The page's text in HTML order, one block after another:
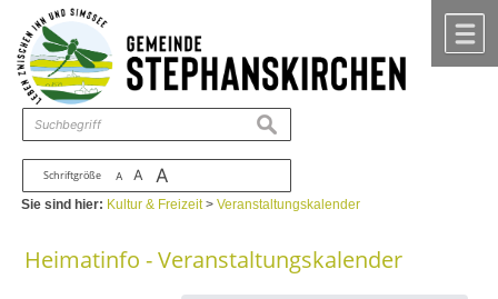
Zum Inhalt ,zur Navigation
Schriftgröße A A A
suchen
Sie sind hier: Kultur & Freizeit>Veranstaltungskalender
Heimatinfo - Veranstaltungskalender